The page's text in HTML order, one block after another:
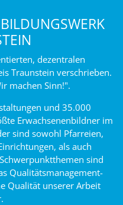
dezentralen
Traunstein verschrieben.
machen Sinn!".
und 35.000
Erwachsenenbildner im
sind sowohl Pfarreien,
als auch
sind
Qualitätsmanagement-
Qualität unserer Arbeit